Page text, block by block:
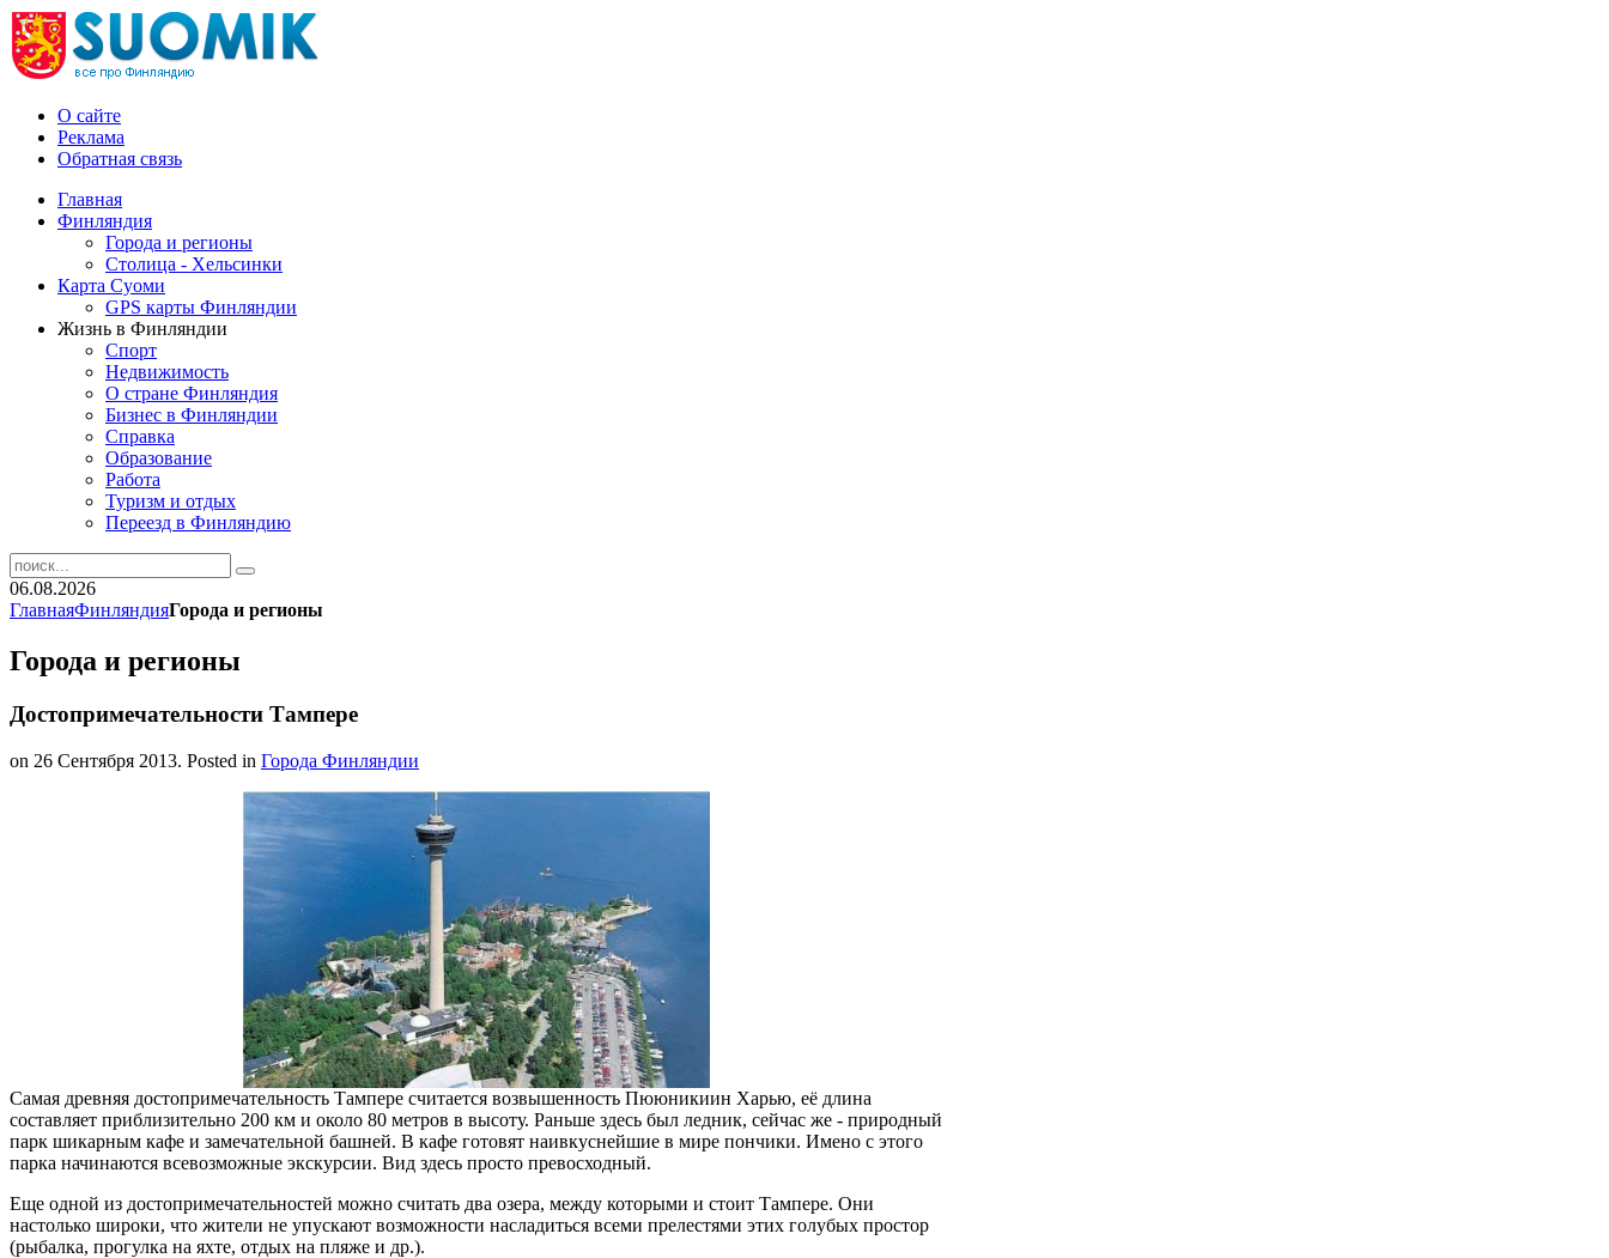
О сайте
Реклама
Обратная связь
Главная
Финляндия
Города и регионы
Столица - Хельсинки
Карта Суоми
GPS карты Финляндии
Жизнь в Финляндии
Спорт
Недвижимость
О стране Финляндия
Бизнес в Финляндии
Справка
Образование
Работа
Туризм и отдых
Переезд в Финляндию
06.08.2026
ГлавнаяФинляндияГорода и регионы
Города и регионы
Достопримечательности Тампере
on 26 Сентября 2013. Posted in Города Финляндии
Самая древняя достопримечательность Тампере считается возвышенность Пююникиин Харью, её длина
составляет приблизительно 200 км и около 80 метров в высоту. Раньше здесь был ледник, сейчас же - природный
парк шикарным кафе и замечательной башней. В кафе готовят наивкуснейшие в мире пончики. Имено с этого
парка начинаются всевозможные экскурсии. Вид здесь просто превосходный.
Еще одной из достопримечательностей можно считать два озера, между которыми и стоит Тампере. Они
настолько широки, что жители не упускают возможности насладиться всеми прелестями этих голубых простор
(рыбалка, прогулка на яхте, отдых на пляже и др.).